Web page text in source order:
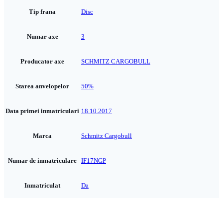
Tip frana Disc
Numar axe 3
Producator axe SCHMITZ CARGOBULL
Starea anvelopelor 50%
Data primei inmatriculari 18.10.2017
Marca Schmitz Cargobull
Numar de inmatriculare IF17NGP
Inmatriculat Da